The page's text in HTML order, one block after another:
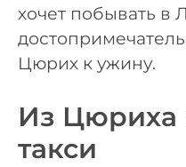
хочет побывать в
Цюрих к ужину.
Из Цюриха
такси